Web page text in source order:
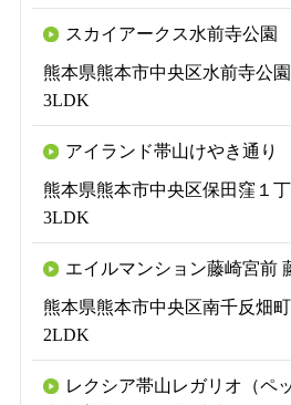
スカイアークス水前寺公園
熊本県熊本市中央区水前寺公
3LDK
アイランド帯山けやき通り
熊本県熊本市中央区保田窪１
3LDK
エイルマンション藤崎宮前
熊本県熊本市中央区南千反畑
2LDK
レクシア帯山レガリオ（ペ